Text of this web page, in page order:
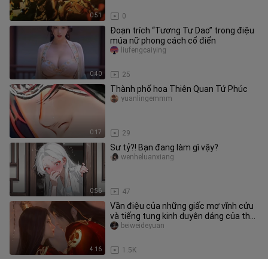
0:51 0
0:40
Đoạn trích “Tương Tư Dao” trong điệu
múa nữ phong cách cổ điển
25
liufengcaiying
0:17
Thành phố hoa Thiên Quan Tứ Phúc
29
yuanlingemmm
0:56
Sư tỷ?! Bạn đang làm gì vậy?
47
wenheluanxiang
4:16
Vần điệu của những giấc mơ vĩnh cửu
và tiếng tụng kinh duyên dáng của thời
gian
1.5K
beiweideyuan